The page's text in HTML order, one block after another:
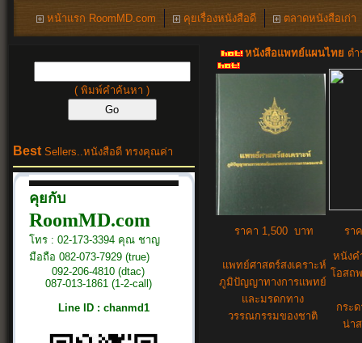
หน้าแรก RoomMD.com คุยเรื่องหนังสือดี ตลาดหนังสือเก่า
( พิมพ์คำค้นหา )
Best Sellers..หนังสือดี ทรงคุณค่า
คุยกับ
RoomMD.com
โทร : 02-173-3394 คุณ ชาญ
มือถือ 082-073-7929 (true)
092-206-4810 (dtac)
087-013-1861 (1-2-call)
Line ID : chanmd1
หนังสือแพทย์แผนไทย ต
ราคา 1,500 บาท รา
แพทย์ศาสตร์สงเคราะห์
ภูมิปัญญาทางการแพทย์
และมรดกทาง
วรรณกรรมของชาติ
หนังค
โอสถ
กระ
น่า